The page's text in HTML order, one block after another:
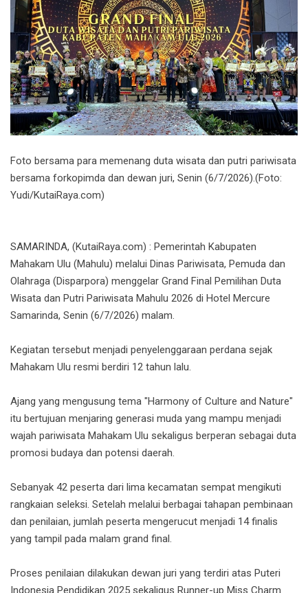
Foto bersama para memenang duta wisata dan putri pariwisata
bersama forkopimda dan dewan juri, Senin (6/7/2026).(Foto:
Yudi/KutaiRaya.com)
SAMARINDA, (KutaiRaya.com) : Pemerintah Kabupaten
Mahakam Ulu (Mahulu) melalui Dinas Pariwisata, Pemuda dan
Olahraga (Disparpora) menggelar Grand Final Pemilihan Duta
Wisata dan Putri Pariwisata Mahulu 2026 di Hotel Mercure
Samarinda, Senin (6/7/2026) malam.
Kegiatan tersebut menjadi penyelenggaraan perdana sejak
Mahakam Ulu resmi berdiri 12 tahun lalu.
Ajang yang mengusung tema "Harmony of Culture and Nature"
itu bertujuan menjaring generasi muda yang mampu menjadi
wajah pariwisata Mahakam Ulu sekaligus berperan sebagai duta
promosi budaya dan potensi daerah.
Sebanyak 42 peserta dari lima kecamatan sempat mengikuti
rangkaian seleksi. Setelah melalui berbagai tahapan pembinaan
dan penilaian, jumlah peserta mengerucut menjadi 14 finalis
yang tampil pada malam grand final.
Proses penilaian dilakukan dewan juri yang terdiri atas Puteri